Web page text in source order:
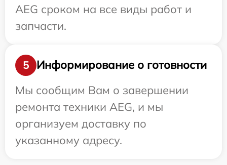
AEG сроком на все виды работ и
запчасти.
5
Информирование о готовности
Мы сообщим Вам о завершении
ремонта техники AEG, и мы
организуем доставку по
указанному адресу.